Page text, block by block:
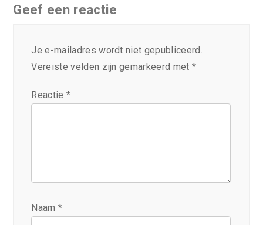
Geef een reactie
Je e-mailadres wordt niet gepubliceerd.
Vereiste velden zijn gemarkeerd met *
Reactie *
Naam*